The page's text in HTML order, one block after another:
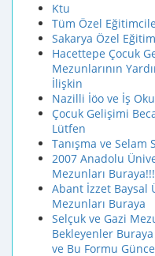
Ktu
Tüm Özel
Sakarya Özel
Hacettepe Çocuk
Mezunlarının
İlişkin
Nazilli İöo ve İş
Çocuk Gelişimi
Lütfen
Tanışma ve Selam
2007 Anadolu
Mezunları
Abant İzzet Baysal
Mezunları Buraya
Selçuk ve Gazi
Bekleyenler
ve Bu Formu